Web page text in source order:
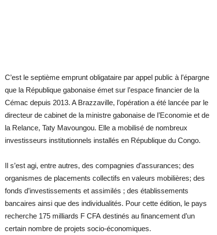
C’est le septième emprunt obligataire par appel public à l’épargne
que la République gabonaise émet sur l’espace financier de la
Cémac depuis 2013. A Brazzaville, l’opération a été lancée par le
directeur de cabinet de la ministre gabonaise de l’Economie et de
la Relance, Taty Mavoungou. Elle a mobilisé de nombreux
investisseurs institutionnels installés en République du Congo.
Il s’est agi, entre autres, des compagnies d’assurances; des
organismes de placements collectifs en valeurs mobilières; des
fonds d’investissements et assimilés ; des établissements
bancaires ainsi que des individualités. Pour cette édition, le pays
recherche 175 milliards F CFA destinés au financement d’un
certain nombre de projets socio-économiques.